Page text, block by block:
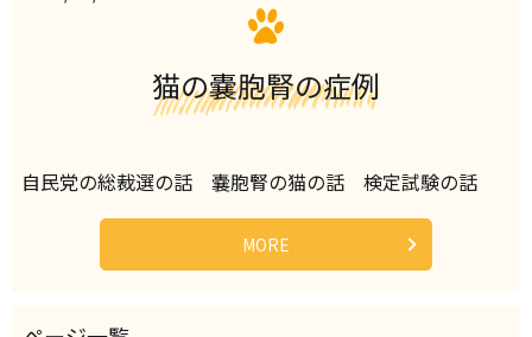
猫の嚢胞腎の症例
自民党の総裁選の話 嚢胞腎の猫の話 検定試験の話
MORE